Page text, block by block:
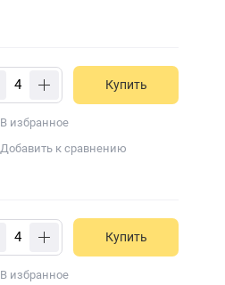
Купить
В избранное
Добавить к сравнению
Купить
В избранное